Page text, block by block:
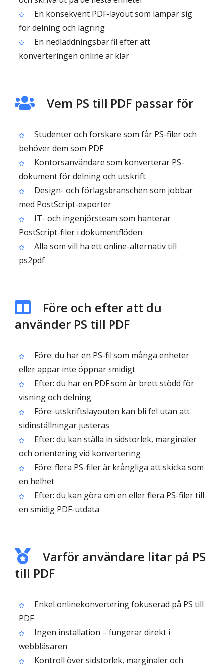
En konsekvent PDF-layout som lämpar sig
för delning och lagring
En nedladdningsbar fil efter att
konverteringen online är klar
Vem PS till PDF passar för
Studenter och forskare som får PS-filer och
behöver dem som PDF
Kontorsanvändare som konverterar PS-
dokument för delning och utskrift
Design- och förlagsbranschen som jobbar
med PostScript-exporter
IT- och ingenjörsteam som hanterar
PostScript-filer i dokumentflöden
Alla som vill ha ett online-alternativ till
ps2pdf
Före och efter att du
använder PS till PDF
Före: du har en PS-fil som många enheter
eller appar inte öppnar smidigt
Efter: du har en PDF som är brett stödd för
visning och delning
Före: utskriftslayouten kan bli fel utan att
sidinställningar justeras
Efter: du kan ställa in sidstorlek, marginaler
och orientering vid konvertering
Före: flera PS-filer är krångliga att skicka som
en helhet
Efter: du kan göra om en eller flera PS-filer till
en smidig PDF-utdata
Varför användare litar på PS
till PDF
Enkel onlinekonvertering fokuserad på PS till
PDF
Ingen installation – fungerar direkt i
webbläsaren
Kontroll över sidstorlek, marginaler och